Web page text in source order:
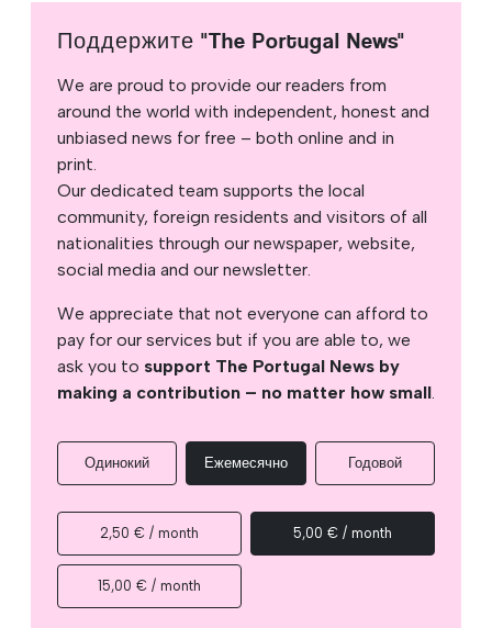
Поддержите "The Portugal News"
We are proud to provide our readers from
around the world with independent, honest and
unbiased news for free – both online and in
print.
Our dedicated team supports the local
community, foreign residents and visitors of all
nationalities through our newspaper, website,
social media and our newsletter.
We appreciate that not everyone can afford to
pay for our services but if you are able to, we
ask you to support The Portugal News by
making a contribution – no matter how small.
Одинокий Ежемесячно Годовой
2,50 € / month 5,00 € / month
15,00 € / month